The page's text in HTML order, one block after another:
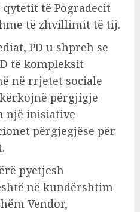
të Pogradecit
të zhvillimit të tij.
PD u shpreh se
të kompleksit
në rrjetet sociale
përgjigje
një inisiative
përgjegjëse për
pyetjesh
në kundërshtim
Vendor,